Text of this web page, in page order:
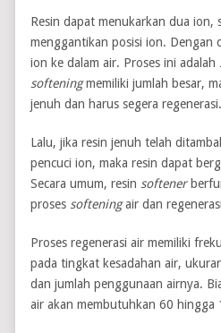
Resin dapat menukarkan dua ion,
menggantikan posisi ion. Dengan
ion ke dalam air. Proses ini adalah
softeningmemiliki jumlah besar,
jenuh dan harus segera regenerasi.
Lalu, jika resin jenuh telah
pencuci ion, maka resin dapat
Secara umum, resinsoftener
prosessofteningair dan
Proses regenerasi air memiliki
pada tingkat kesadahan air,
dan jumlah penggunaan airnya.
air akan membutuhkan 60 hingga